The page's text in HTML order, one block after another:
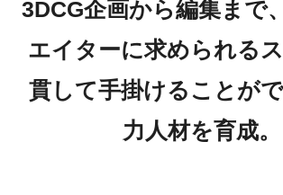
3DCG企画から編集まで
エイターに求められる
貫して手掛けることが
力人材を育成。